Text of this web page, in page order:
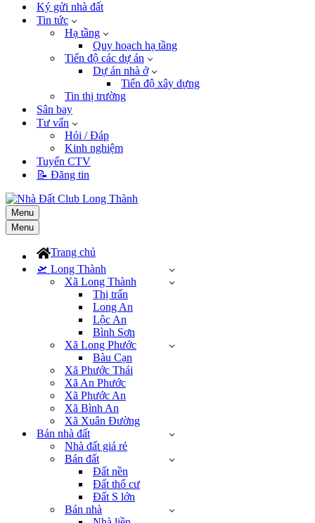
Ký gửi nhà đất
Tin tức
Hạ tầng
Quy hoạch hạ tầng
Tiến độ các dự án
Dự án nhà ở
Tiến độ xây dựng
Tin thị trường
Sân bay
Tư vấn
Hỏi / Đáp
Kinh nghiệm
Tuyển CTV
📝 Đăng tin
Menu
Menu
Trang chủ
🛫 Long Thành
Xã Long Thành
Thị trấn
Long An
Lộc An
Bình Sơn
Xã Long Phước
Bàu Cạn
Xã Phước Thái
Xã An Phước
Xã Phước An
Xã Bình An
Xã Xuân Đường
Bán nhà đất
Nhà đất giá rẻ
Bán đất
Đất nền
Đất thổ cư
Đất S lớn
Bán nhà